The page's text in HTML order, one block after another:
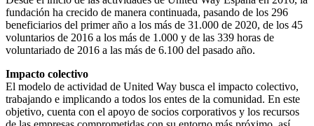
fundación ha crecido de manera continuada, pasando de los 296
beneficiarios del primer año a los más de 31.000 de 2020, de los 45
voluntarios de 2016 a los más de 1.000 y de las 339 horas de
voluntariado de 2016 a las más de 6.100 del pasado año.
Impacto colectivo
El modelo de actividad de United Way busca el impacto colectivo,
trabajando e implicando a todos los entes de la comunidad. En este
objetivo, cuenta con el apoyo de socios corporativos y los recursos